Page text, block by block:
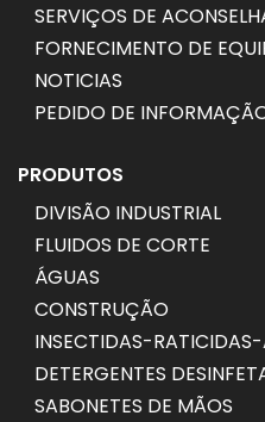
SERVIÇOS DE
FORNECIMENTO DE
NOTICIAS
PEDIDO DE
PRODUTOS
DIVISÃO INDUSTRIAL
FLUIDOS DE CORTE
ÁGUAS
CONSTRUÇÃO
INSECTIDAS-
DETERGENTES
SABONETES DE MÃOS